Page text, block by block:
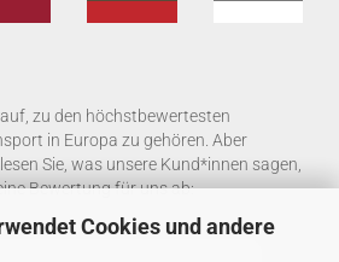
Cookies und andere
zu den höchstbewertesten
in Europa zu gehören. Aber
Sie, was unsere Kund*innen sagen,
Bewertung für uns ab: